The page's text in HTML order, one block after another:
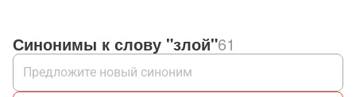
Синонимы к слову "злой"61